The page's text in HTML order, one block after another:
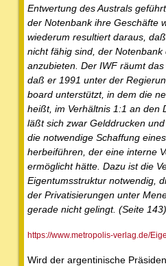
Entwertung des Australs
der Notenbank ihre Geschäfte
wiederum resultiert daraus,
nicht fähig sind, der
anzubieten. Der IWF räumt
daß er 1991 unter der
board unterstützt, in dem die
heißt, im Verhältnis 1:1 an den
läßt sich zwar Gelddrucken
die notwendige Schaffung
herbeiführen, der eine interne
ermöglicht hätte. Dazu ist die
Eigentumsstruktur notwendig,
der Privatisierungen unter
gerade nicht gelingt. (Seite 143)
https://www.metropolis-verlag.de/
Wird der argentinische